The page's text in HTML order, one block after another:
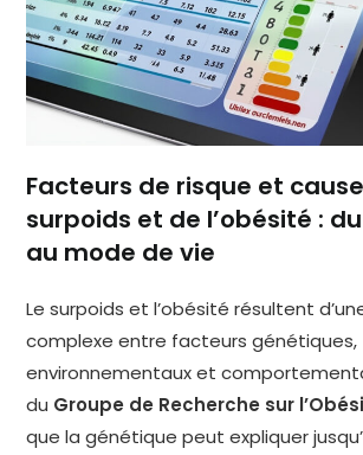
Facteurs de risque et
surpoids et de l’obésité :
au mode de vie
Le surpoids et l’obésité résultent
complexe entre facteurs génétiques,
environnementaux et
du Groupe de Recherche sur
que la génétique peut expliquer